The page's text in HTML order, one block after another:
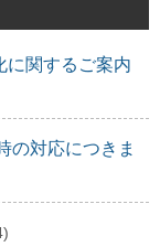
に関するご案内
の対応につきま